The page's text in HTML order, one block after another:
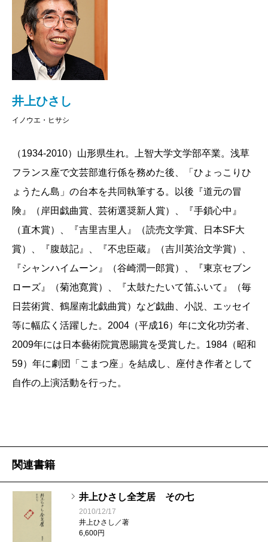
井上ひさし
イノウエ・ヒサシ
（1934-2010）山形県生れ。上智大学文学部卒業。浅草
フランス座で文芸部進行係を務めた後、「ひょっこりひ
ょうたん島」の台本を共同執筆する。以後『道元の冒
険』（岸田戯曲賞、芸術選奨新人賞）、『手鎖心中』
（直木賞）、『吉里吉里人』（読売文学賞、日本SF大
賞）、『腹鼓記』、『不忠臣蔵』（吉川英治文学賞）、
『シャンハイムーン』（谷崎潤一郎賞）、『東京セブン
ローズ』（菊池寛賞）、『太鼓たたいて笛ふいて』（毎
日芸術賞、鶴屋南北戯曲賞）など戯曲、小説、エッセイ
等に幅広く活躍した。2004（平成16）年に文化功労者、
2009年には日本藝術院賞恩賜賞を受賞した。1984（昭和
59）年に劇団「こまつ座」を結成し、座付き作者として
自作の上演活動を行った。
関連書籍
井上ひさし全芝居 その七
2010/12/17
井上ひさし／著
6,600円